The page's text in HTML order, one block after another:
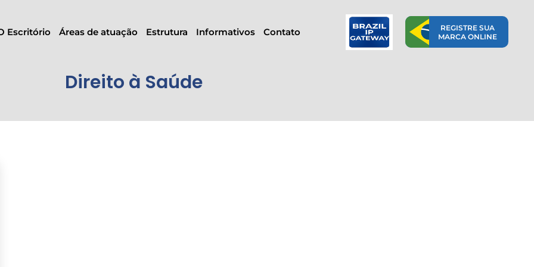
Escritório Áreas de atuação Estrutura Informativos Contato
REGISTRE SUA
MARCA ONLINE
Direito à Saúde